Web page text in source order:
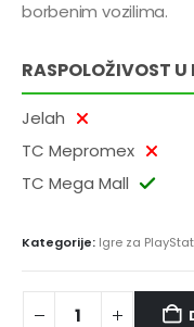
borbenim vozilima.
RASPOLOŽIVOST
Jelah
TC Mepromex
TC Mega Mall
Kategorije: Igre za